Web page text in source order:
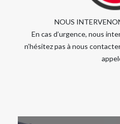
NOUS
En cas d’urgence, nous
n’hésitez pas à nous